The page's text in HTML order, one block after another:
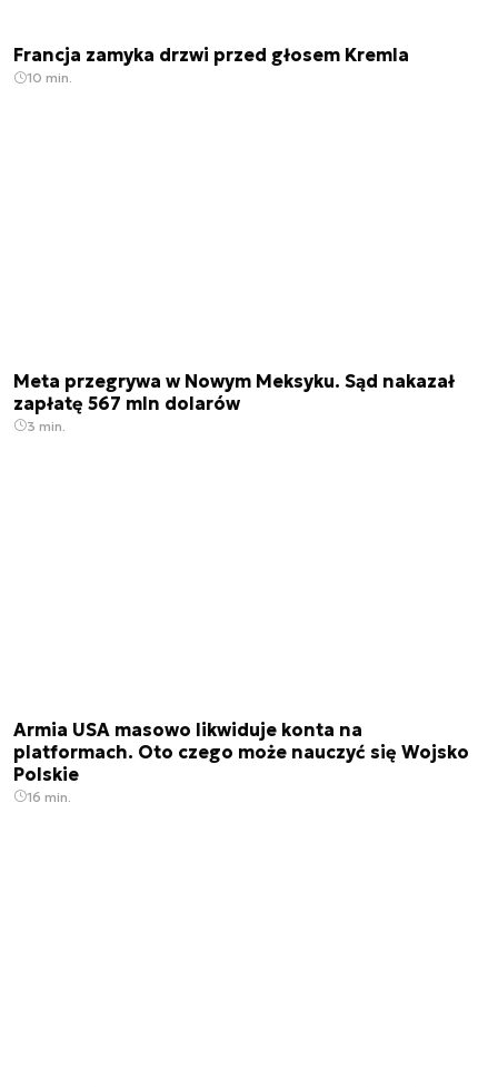
Francja zamyka drzwi przed głosem Kremla
10 min.
Meta przegrywa w Nowym Meksyku. Sąd nakazał
zapłatę 567 mln dolarów
3 min.
Armia USA masowo likwiduje konta na
platformach. Oto czego może nauczyć się Wojsko
Polskie
16 min.